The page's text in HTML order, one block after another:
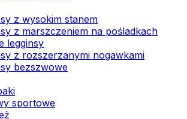
z wysokim stanem
z marszczeniem na pośladkach
legginsy
z rozszerzanymi nogawkami
bezszwowe
sportowe